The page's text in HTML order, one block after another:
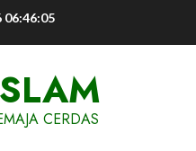
06:46:06
CERDAS